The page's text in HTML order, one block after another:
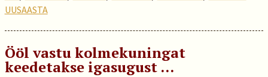
UUSAASTA
Ööl vastu kolmekuningat
keedetakse igasugust …